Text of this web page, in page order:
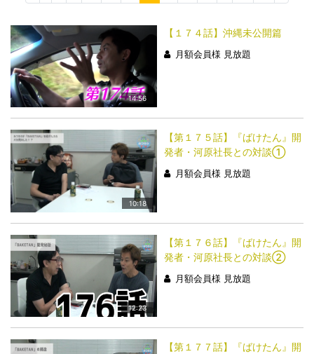
14:56
【１７４話】沖縄未公開篇
月額会員様 見放題
10:18
【第１７５話】『ばけたん』開
発者・河原社長との対談①
月額会員様 見放題
12:23
【第１７６話】『ばけたん』開
発者・河原社長との対談②
月額会員様 見放題
【第１７７話】『ばけたん』開